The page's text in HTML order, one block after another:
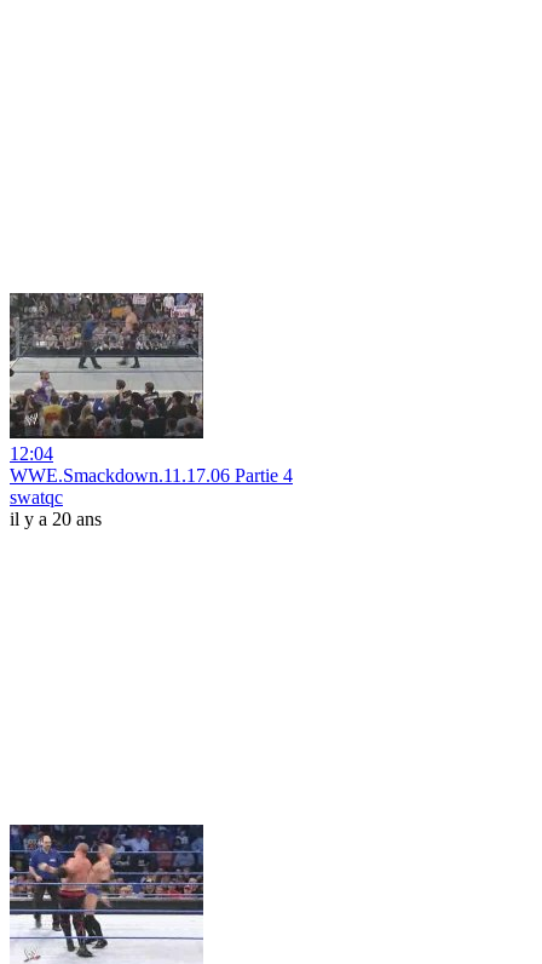
12:04
WWE.Smackdown.11.17.06 Partie 4
swatqc
il y a 20 ans